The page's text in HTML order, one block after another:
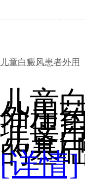
儿童白癜风患者外用
儿童
外用
理使
儿童
的基
[详情]